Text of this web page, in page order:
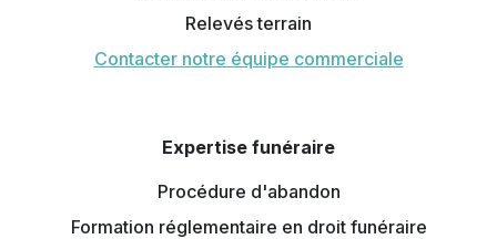
Relevés terrain
Contacter notre équipe commerciale
Expertise funéraire
Procédure d'abandon
Formation réglementaire en droit funéraire